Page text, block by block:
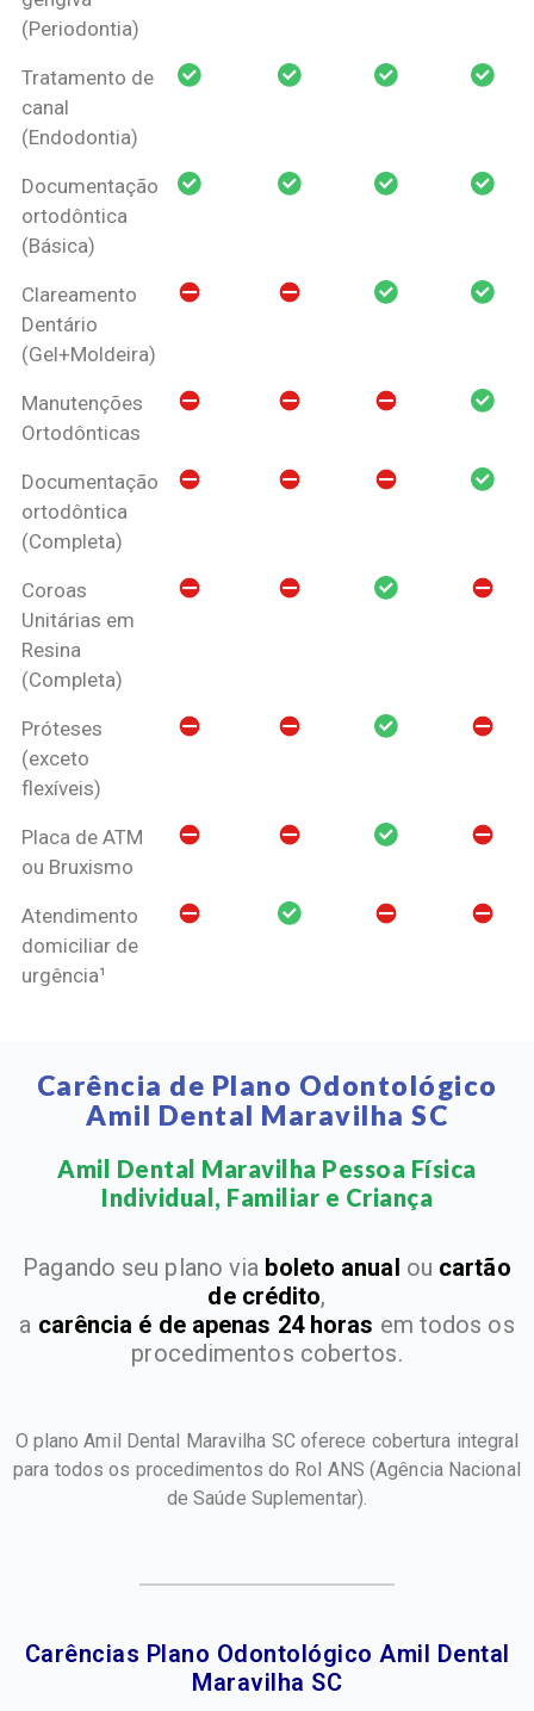
(Periodontia)
Tratamento de
canal
(Endodontia)
Documentação
ortodôntica
(Básica)
Clareamento
Dentário
(Gel+Moldeira)
Manutenções
Ortodônticas
Documentação
ortodôntica
(Completa)
Coroas
Unitárias em
Resina
(Completa)
Próteses
(exceto
flexíveis)
Placa de ATM
ou Bruxismo
Atendimento
domiciliar de
urgência¹
Carência de Plano Odontológico
Amil Dental Maravilha SC
Amil Dental Maravilha Pessoa Física
Individual, Familiar e Criança​
Pagando seu plano via boleto anual ou cartão
de crédito,
a carência é de apenas 24 horas em todos os
procedimentos cobertos.
O plano Amil Dental Maravilha SC oferece cobertura integral
para todos os procedimentos do Rol ANS(Agência Nacional
de Saúde Suplementar).
Carências Plano Odontológico Amil Dental
Maravilha SC​